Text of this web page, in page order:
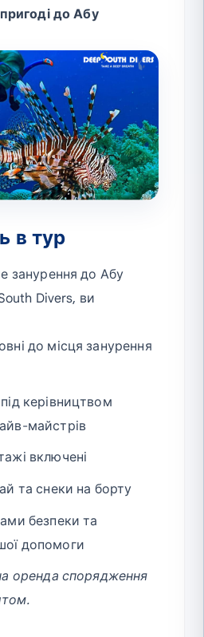
до Абу
в тур
занурення до Абу
Divers, ви
до місця занурення
керівництвом
майстрів
включені
та снеки на борту
безпеки та
допомоги
оренда спорядження